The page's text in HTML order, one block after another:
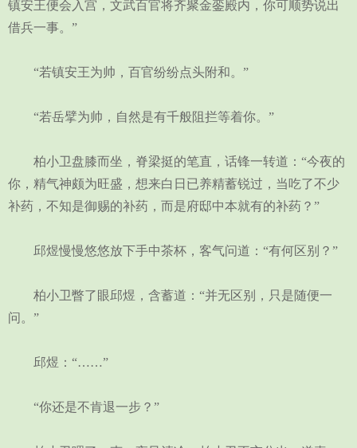
镇安王便会入宫，文武百官将齐聚金銮殿内，你可顺势说出
借兵一事。”
“若镇安王为帅，百官纷纷点头附和。”
“若岳擘为帅，自然是有千般阻拦等着你。”
柏小卫盘膝而坐，脊梁挺的笔直，话锋一转道：“今夜的
你，精气神颇为旺盛，想来白日已养精蓄锐过，当吃了不少
补药，不知是御赐的补药，而是府邸中本就有的补药？”
邱煜慢慢悠悠放下手中茶杯，客气问道：“有何区别？”
柏小卫瞥了眼邱煜，含蓄道：“并无区别，只是随便一
问。”
邱煜：“……”
“你还是不肯退一步？”